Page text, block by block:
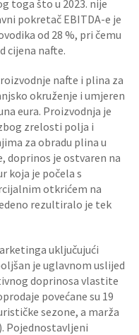
toga što u 2023. nije
pokretač EBITDA-e je
od 28 %, pri čemu
cijena nafte.
nafte i plina za
okruženje i umjeren
eura. Proizvodnja je
zrelosti polja i
za obradu plina u
doprinos je ostvaren na
koja je počela s
otkrićem na
rezultiralo je tek
uključujući
je uglavnom uslijed
doprinosa vlastite
povećane su 19
sezone, a marža
Pojednostavljeni